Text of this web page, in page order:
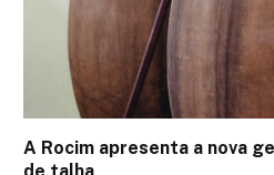
A Rocim apresenta a nova